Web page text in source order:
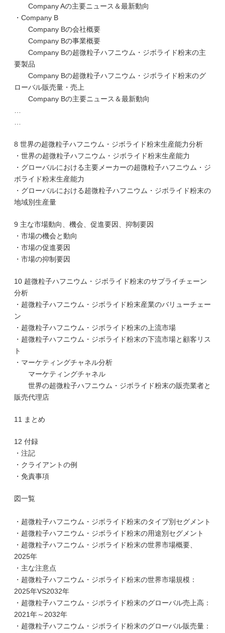
Company Aの主要ニュース＆最新動向
・Company B
Company Bの会社概要
Company Bの事業概要
Company Bの超微粒子ハフニウム・ジボライド粉末の主
要製品
Company Bの超微粒子ハフニウム・ジボライド粉末のグ
ローバル販売量・売上
Company Bの主要ニュース＆最新動向
8 世界の超微粒子ハフニウム・ジボライド粉末生産能力分析
・世界の超微粒子ハフニウム・ジボライド粉末生産能力
・グローバルにおける主要メーカーの超微粒子ハフニウム・ジ
ボライド粉末生産能力
・グローバルにおける超微粒子ハフニウム・ジボライド粉末の
地域別生産量
9 主な市場動向、機会、促進要因、抑制要因
・市場の機会と動向
・市場の促進要因
・市場の抑制要因
10 超微粒子ハフニウム・ジボライド粉末のサプライチェーン
分析
・超微粒子ハフニウム・ジボライド粉末産業のバリューチェー
ン
・超微粒子ハフニウム・ジボライド粉末の上流市場
・超微粒子ハフニウム・ジボライド粉末の下流市場と顧客リス
ト
・マーケティングチャネル分析
マーケティングチャネル
世界の超微粒子ハフニウム・ジボライド粉末の販売業者と
販売代理店
11 まとめ
12 付録
・注記
・クライアントの例
・免責事項
図一覧
・超微粒子ハフニウム・ジボライド粉末のタイプ別セグメント
・超微粒子ハフニウム・ジボライド粉末の用途別セグメント
・超微粒子ハフニウム・ジボライド粉末の世界市場概要、
2025年
・主な注意点
・超微粒子ハフニウム・ジボライド粉末の世界市場規模：
2025年VS2032年
・超微粒子ハフニウム・ジボライド粉末のグローバル売上高：
2021年～2032年
・超微粒子ハフニウム・ジボライド粉末のグローバル販売量：